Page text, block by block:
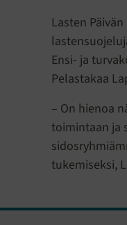
Lasten
Ensi- ja
Pelastakaa
– On hienoa
toimintaan ja
tukemiseksi,